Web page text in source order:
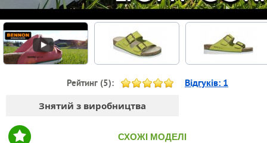
Рейтинг (5): Відгуків: 1
Знятий з виробництва
СХОЖІ МОДЕЛІ